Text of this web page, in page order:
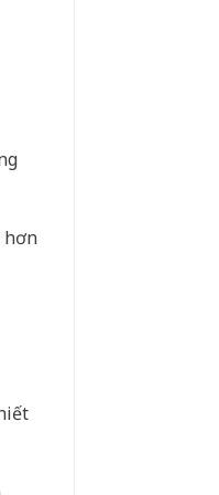
hơn